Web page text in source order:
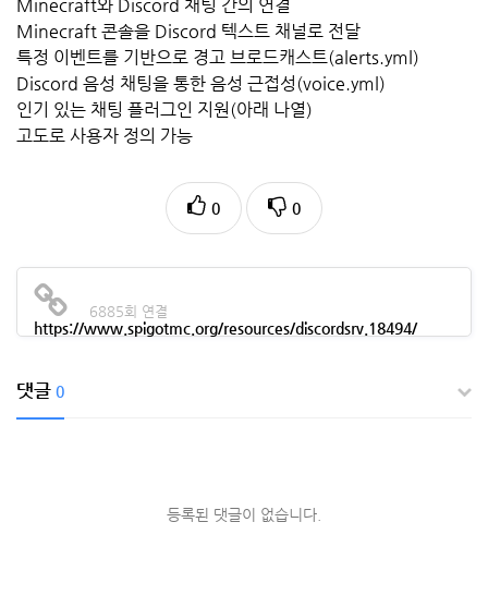
Minecraft와 Discord 채팅 간의 연결
Minecraft 콘솔을 Discord 텍스트 채널로 전달
특정 이벤트를 기반으로 경고 브로드캐스트(alerts.yml)
Discord 음성 채팅을 통한 음성 근접성(voice.yml)
인기 있는 채팅 플러그인 지원(아래 나열)
고도로 사용자 정의 가능
0 0
https://www.spigotmc.org/resources/discordsrv.18494/
6885회 연결
댓글 0
등록된 댓글이 없습니다.